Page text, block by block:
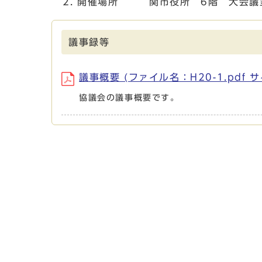
議事録等
議事概要 (ファイル名：H20-1.pdf
協議会の議事概要です。